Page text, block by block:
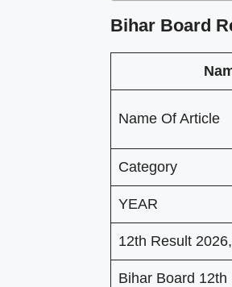
Bihar Board
Name Of Article
Category
YEAR
12th Result
Bihar Board 12th